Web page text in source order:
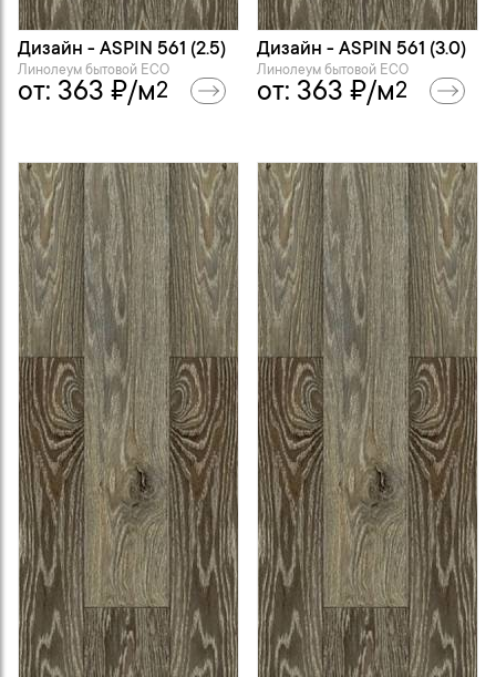
Дизайн - ASPIN 561 (2.5)
Линолеум бытовой ECO
от: 363 ₽/м2
Дизайн - ASPIN 561 (3.0)
Линолеум бытовой ECO
от: 363 ₽/м2